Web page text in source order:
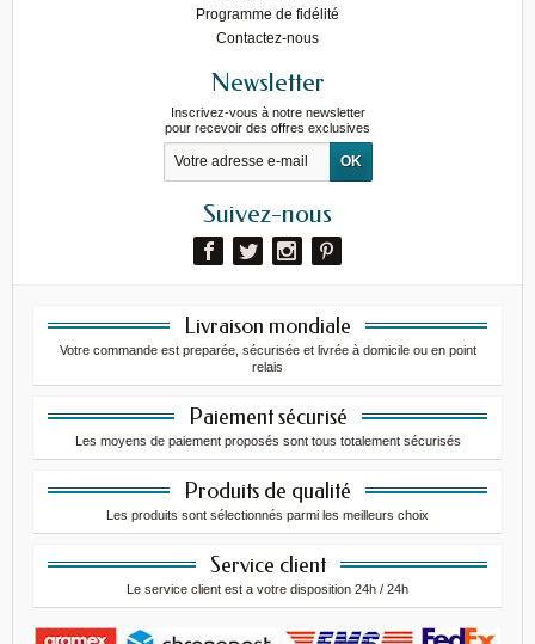
Programme de fidélité
Contactez-nous
Newsletter
Inscrivez-vous à notre newsletter
pour recevoir des offres exclusives
Suivez-nous
Livraison mondiale
Votre commande est preparée, sécurisée et livrée à domicile ou en point
relais
Paiement sécurisé
Les moyens de paiement proposés sont tous totalement sécurisés
Produits de qualité
Les produits sont sélectionnés parmi les meilleurs choix
Service client
Le service client est a votre disposition 24h / 24h